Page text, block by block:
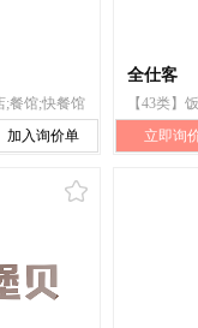
;餐馆;快餐馆
加入询价单
全仕客
立即询